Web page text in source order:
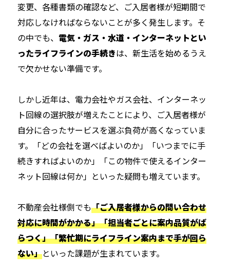
変更、各種書類の確認など、ご入居者様が短期間で
対応しなければならないことが多く発生します。そ
の中でも、 電気・ガス・水道・インターネットとい
ったライフラインの手続きは、新生活を始めるうえ
で欠かせない準備です。
しかし近年は、電力会社やガス会社、インターネッ
ト回線の選択肢が増えたことにより、ご入居者様が
自分に合ったサービスを選ぶ負荷が高くなっていま
す。「どの会社を選べばよいのか」「いつまでに手
続きすればよいのか」「この物件で使えるインター
ネット回線は何か」といった疑問も増えています。
不動産会社様側でも「ご入居者様からの問い合わせ
対応に時間がかかる」「担当者ごとに案内品質がば
らつく」「繁忙期にライフライン案内まで手が回ら
ない」といった課題が生まれています。